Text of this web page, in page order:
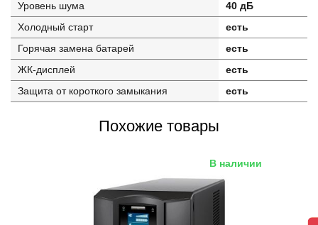
Уровень шума
40 дБ
Холодный старт
есть
Горячая замена батарей
есть
ЖК-дисплей
есть
Защита от короткого замыкания
есть
Похожие товары
В наличии